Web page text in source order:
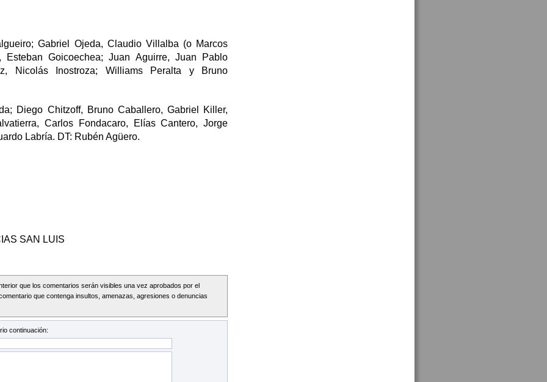
Gabriel Ojeda, Claudio Villalba (o Marcos
Esteban Goicoechea; Juan Aguirre, Juan Pablo
Nicolás Inostroza; Williams Peralta y Bruno
Diego Chitzoff, Bruno Caballero, Gabriel Killer,
Carlos Fondacaro, Elías Cantero, Jorge
Labría. DT: Rubén Agüero.
SAN LUIS
que los comentarios serán visibles una vez aprobados por el
que contenga insultos, amenazas, agresiones o denuncias
continuación: